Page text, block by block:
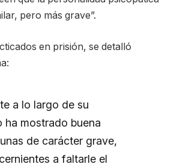
pero más grave”.
en prisión, se detalló
a lo largo de su
ha mostrado buena
de carácter grave,
a faltarle el